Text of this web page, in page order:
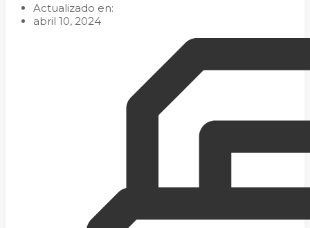
Actualizado en:
abril 10, 2024